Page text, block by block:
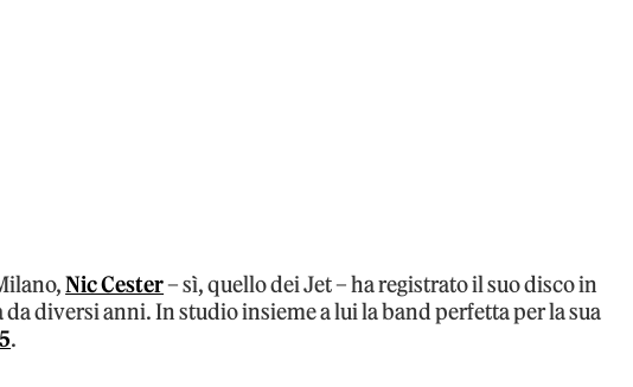
Nic Cester– sì, quello dei Jet – ha registrato il suo disco in
diversi anni. In studio insieme a lui la band perfetta per la sua
.